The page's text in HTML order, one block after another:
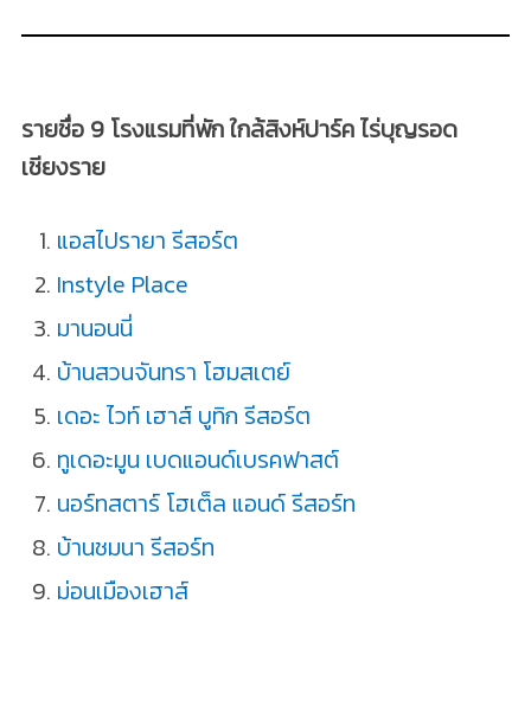
รายชื่อ 9 โรงแรมที่พัก ใกล้สิงห์ปาร์ค ไร่บุญรอด
เชียงราย
แอสไปรายา รีสอร์ต
Instyle Place
มานอนนี่
บ้านสวนจันทรา โฮมสเตย์
เดอะ ไวท์ เฮาส์ บูทิก รีสอร์ต
ทูเดอะมูน เบดแอนด์เบรคฟาสต์
นอร์ทสตาร์ โฮเต็ล แอนด์ รีสอร์ท
บ้านชมนา รีสอร์ท
ม่อนเมืองเฮาส์